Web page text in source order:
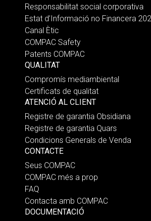
Responsabilitat social corporativa
Estat d’Informació no Financera
Canal Ètic
COMPAC Safety
Patents COMPAC
QUALITAT
Compromís mediambiental
Certificats de qualitat
ATENCIÓ AL CLIENT
Registre de garantia Obsidiana
Registre de garantia Quars
Condicions Generals de Venda
CONTACTE
Seus COMPAC
COMPAC més a prop
FAQ
Contacta amb COMPAC
DOCUMENTACIÓ